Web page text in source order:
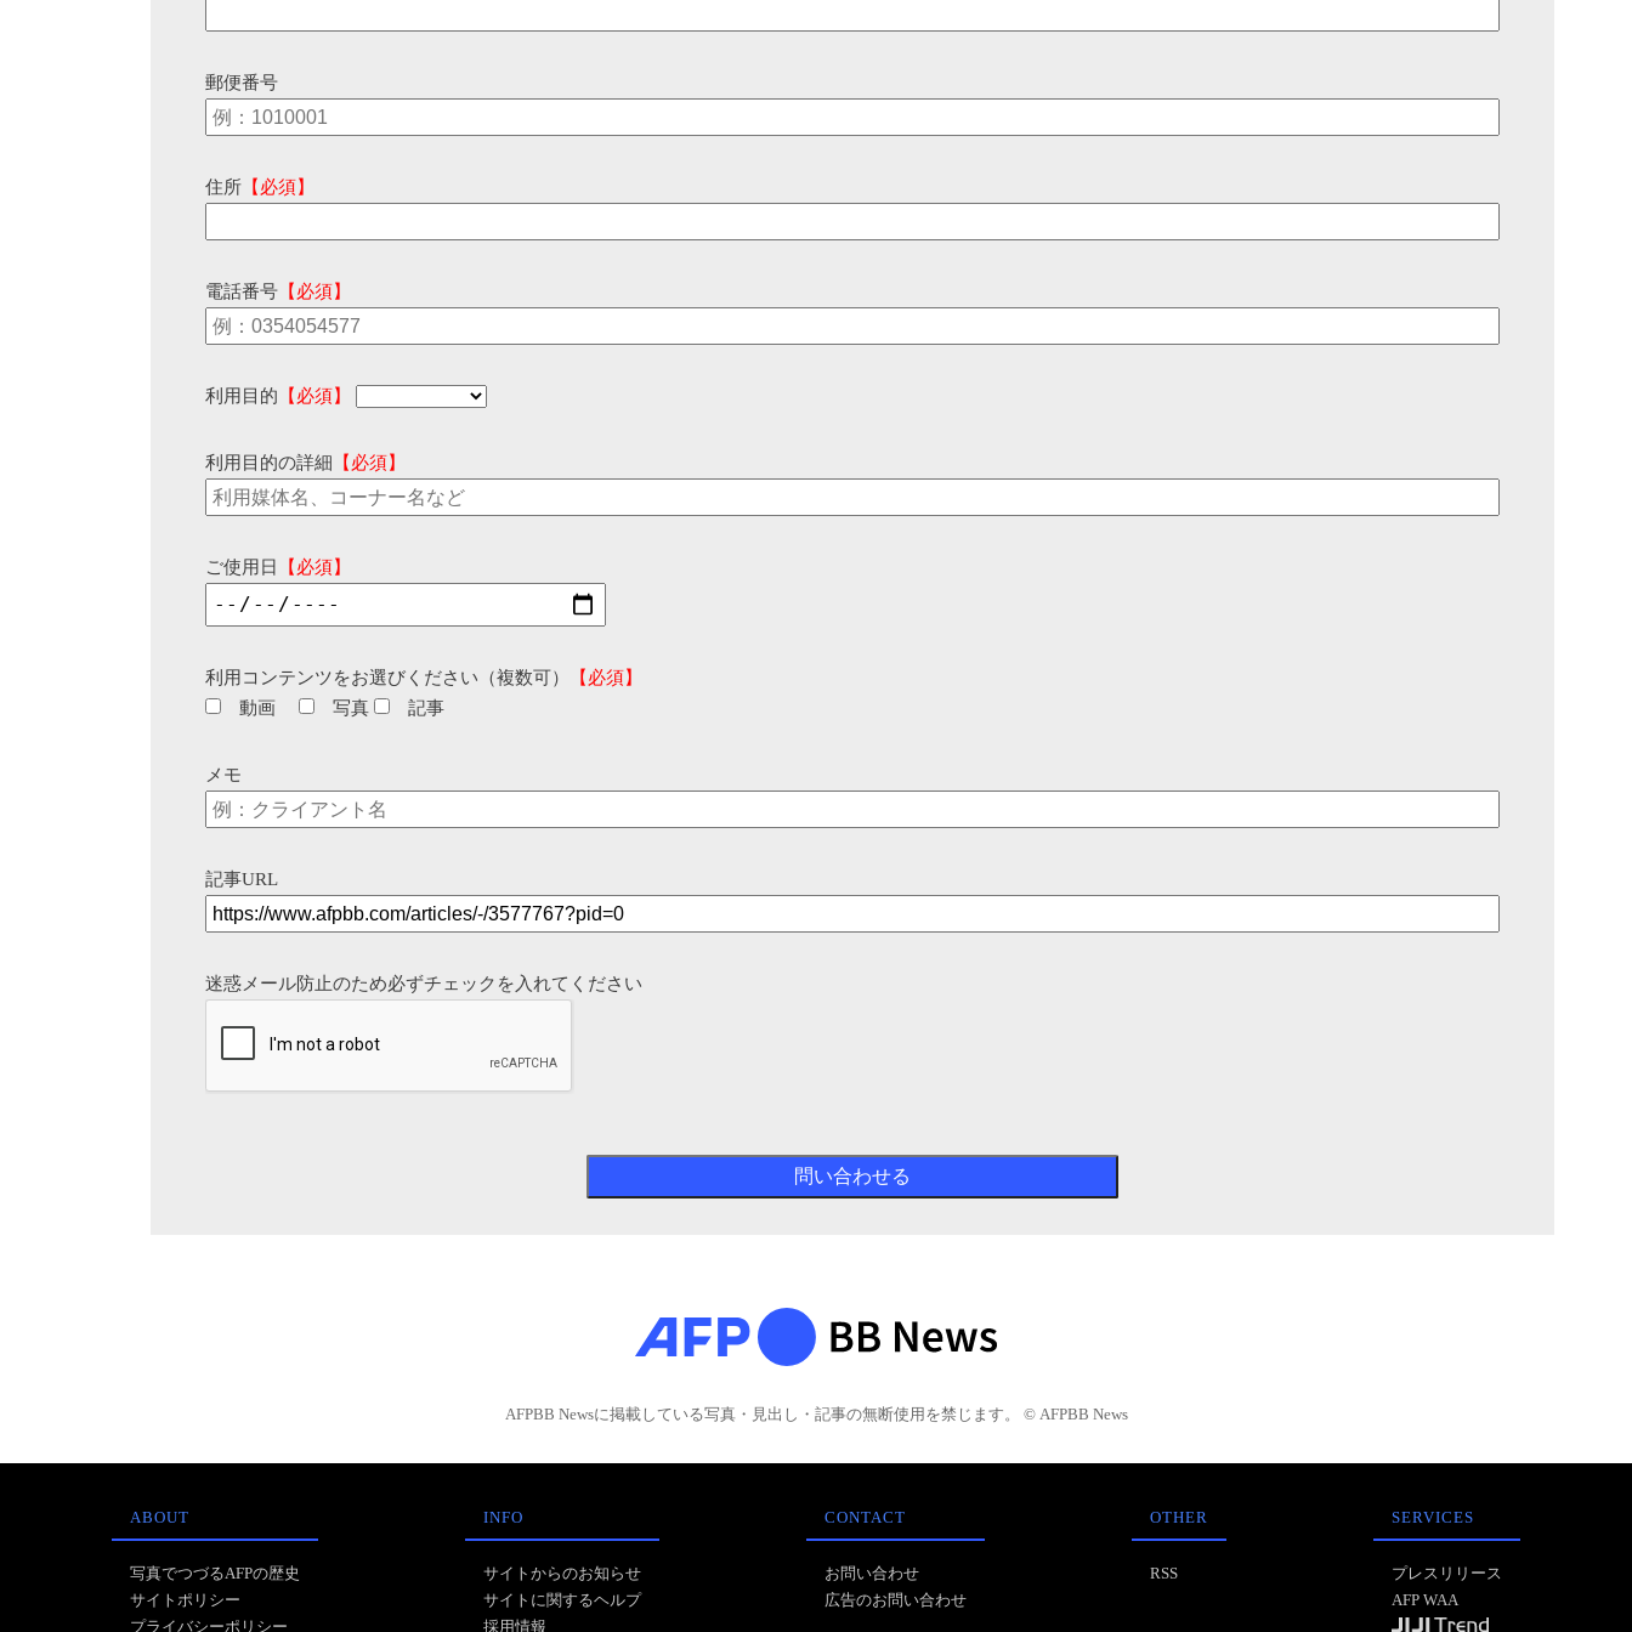
郵便番号
住所 【必須】
電話番号 【必須】
利用目的 【必須】
利用目的の詳細 【必須】
ご使用日 【必須】
利用コンテンツをお選びください（複数可）
【必須】
動画
写真 記事
メモ
記事URL
迷惑メール防止のため必ずチェックを入れてください
AFPBB Newsに掲載している写真・見出し・記事の無断使用を禁じます。 © AFPBB News
ABOUT
写真でつづるAFPの歴史
サイトポリシー
プライバシーポリシー
INFO
サイトからのお知らせ
サイトに関するヘルプ
採用情報
CONTACT
お問い合わせ
広告のお問い合わせ
OTHER
RSS
SERVICES
プレスリリース
AFP WAA